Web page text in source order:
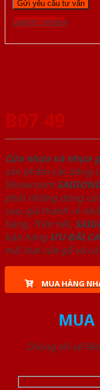
Gọi 0976.169.864
B07 49
Cửa nhựa và nhựa
sản phẩm các dòng
Showroom
phối những dòng
cao, giá thành rẻ
hàng. Trên hết,
bán hàng ƯU ĐÃI
mã, loại cửa gỗ và
MUA HÀNG
MUA
Chúng tôi sẽ